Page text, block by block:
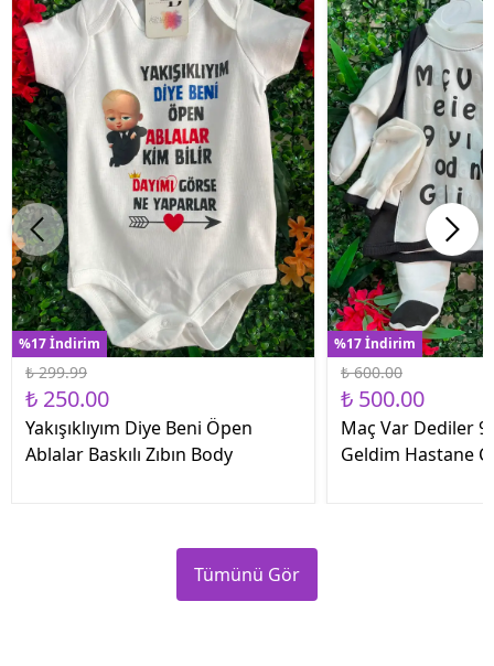
%17 İndirim
₺ 299.99
₺ 250.00
Yakışıklıyım Diye Beni Öpen
Ablalar Baskılı Zıbın Body
%17 İndirim
₺ 600.00
₺ 500.00
Maç Var Dediler 9
Geldim Hastane
Tümünü Gör